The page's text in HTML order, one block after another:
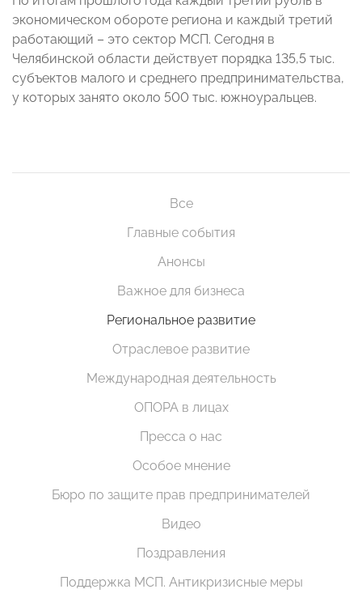
экономическом обороте региона и каждый третий
работающий – это сектор МСП. Сегодня в
Челябинской области действует порядка 135,5 тыс.
субъектов малого и среднего предпринимательства,
у которых занято около 500 тыс. южноуральцев.
Все
Главные события
Анонсы
Важное для бизнеса
Региональное развитие
Отраслевое развитие
Международная деятельность
ОПОРА в лицах
Пресса о нас
Особое мнение
Бюро по защите прав предпринимателей
Видео
Поздравления
Поддержка МСП. Антикризисные меры